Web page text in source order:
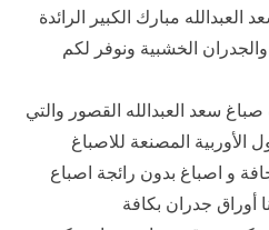
مبارك الكبير الرائدة
الخشبية ونوفر لكم
صباغ سعد العبدالله القصور والتي
الأوربية المصنعة للاصباغ
و اصباغ بدون رائجة اصباع
أوراق جدران بكافة